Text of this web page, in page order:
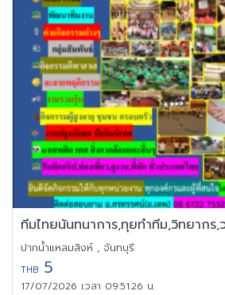
ปากน้ำแหลมสิงห์ , จันทบุรี
THB 5
17/07/2026 เวลา 09:51:26 น.